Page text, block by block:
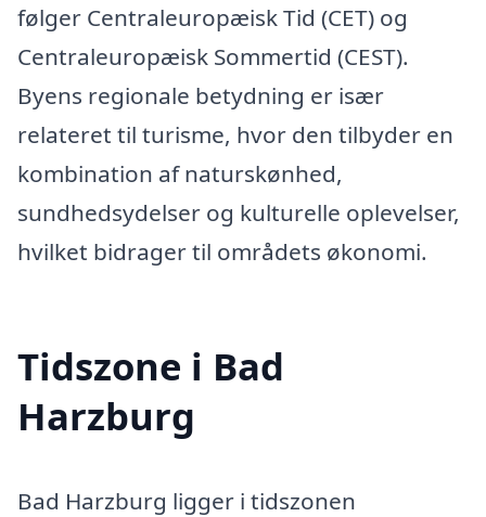
følger Centraleuropæisk Tid (CET) og
Centraleuropæisk Sommertid (CEST).
Byens regionale betydning er især
relateret til turisme, hvor den tilbyder en
kombination af naturskønhed,
sundhedsydelser og kulturelle oplevelser,
hvilket bidrager til områdets økonomi.
Tidszone i Bad
Harzburg
Bad Harzburg ligger i tidszonen